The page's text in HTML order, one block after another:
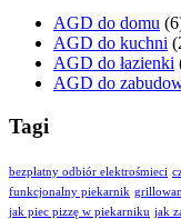
AGD do domu
AGD do kuchni
AGD do łazienki
AGD do
Tagi
bezpłatny odbiór elektrośmieci
funkcjonalny piekarnik
jak piec pizzę w piekarniku jak